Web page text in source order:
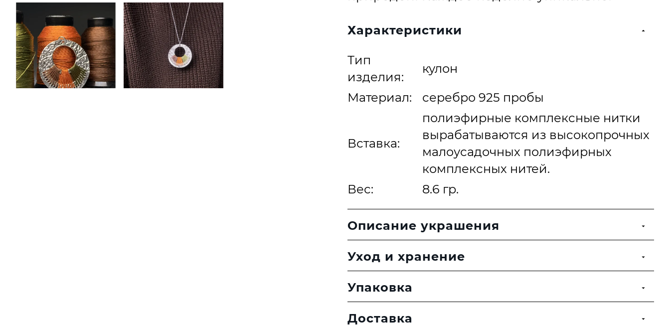
Характеристики
Тип
изделия:
кулон
Материал:
серебро 925 пробы
Вставка:
полиэфирные комплексные нитки
вырабатываются из высокопрочных
малоусадочных полиэфирных
комплексных нитей.
Вес:
8.6 гр.
Описание украшения
Уход и хранение
Упаковка
Доставка